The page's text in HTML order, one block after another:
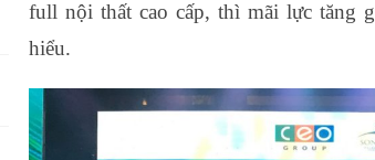
full nội thất cao cấp, thì mãi lực tăng
hiểu.